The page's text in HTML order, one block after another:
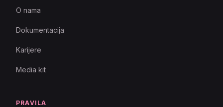
O nama
Dokumentacija
Karijere
Media kit
PRAVILA